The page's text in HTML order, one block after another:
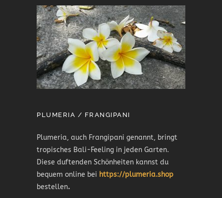
PLUMERIA / FRANGIPANI
Plumeria, auch Frangipani genannt, bringt
tropisches Bali-Feeling in jeden Garten.
Diese duftenden Schönheiten kannst du
bequem online bei https://plumeria.shop
bestellen.